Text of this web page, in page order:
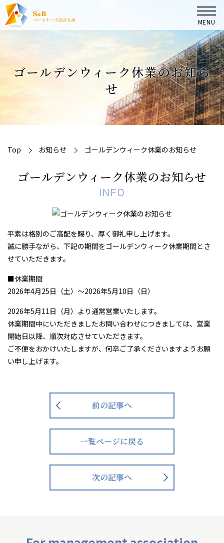
MENU
マンション管理組合の皆様へ
大規模修繕コンサルタント業務
コンサルタント実績
会社案内
092-292-7505
ゴールデンウィーク休業のお知ら
せ
Top お知らせ ゴールデンウィーク休業のお知らせ
ゴールデンウィーク休業のお知らせ
INFO
平素は格別のご高配を賜り、厚く御礼申し上げます。
誠に勝手ながら、下記の期間をゴールデンウィーク休業期間とさ
せていただきます。
■休業期間
2026年4月25日（土）～2026年5月10日（日）
2026年5月11日（月）より通常営業いたします。
休業期間中にいただきましたお問い合わせにつきましては、営業
開始日以降、順次対応させていただきます。
ご不便をおかけいたしますが、何卒ご了承くださいますようお願
い申し上げます。
前の記事へ
一覧ページに戻る
次の記事へ